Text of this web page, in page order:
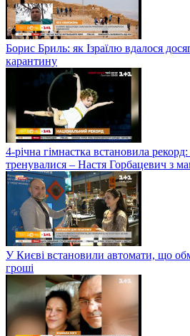
Борис Бриль: як Ізраїлю вдалося
карантину
4-річна гімнастка встановила
тренувалися – Настя Горбацевич з
У Києві встановили автомати, що
гроші